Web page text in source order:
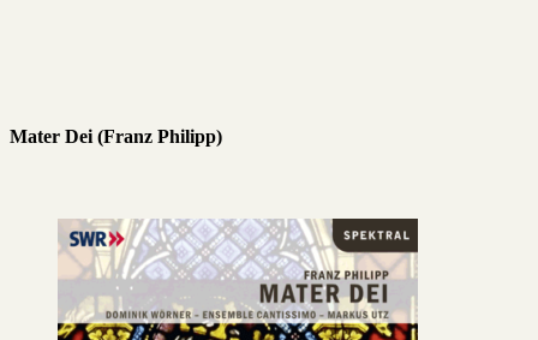
Mater Dei (Franz Philipp)